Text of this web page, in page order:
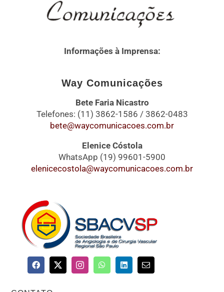
Informações à Imprensa:
Way Comunicações
Bete Faria Nicastro
Telefones: (11) 3862-1586 / 3862-0483
bete@waycomunicacoes.com.br
Elenice Cóstola
WhatsApp (19) 99601-5900
elenicecostola@waycomunicacoes.com.br